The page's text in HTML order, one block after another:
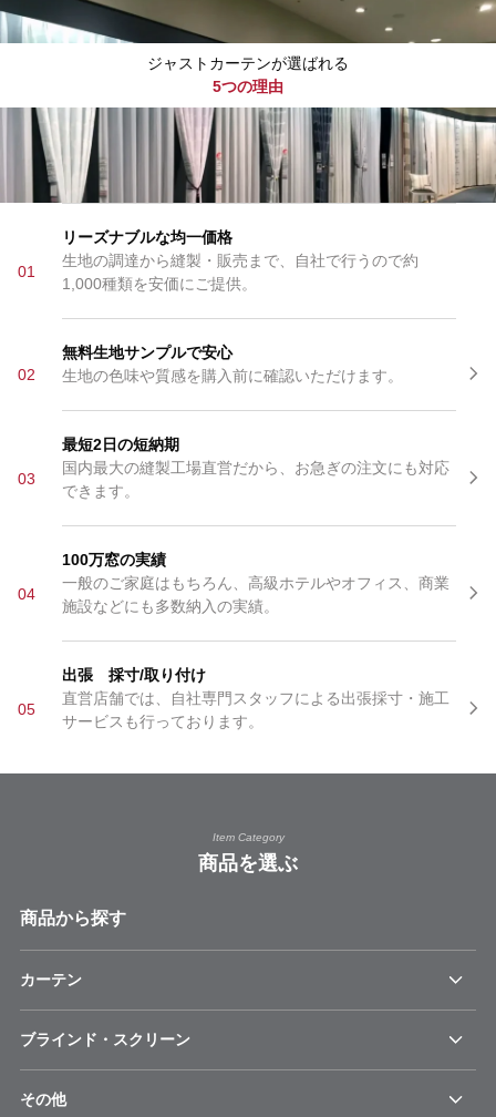
ジャストカーテンが選ばれる
5つの理由
01
リーズナブルな均一価格
生地の調達から縫製・販売まで、自社で行うので約
1,000種類を安価にご提供。
02
無料生地サンプルで安心
生地の色味や質感を購入前に確認いただけます。
03
最短2日の短納期
国内最大の縫製工場直営だから、お急ぎの注文にも対応
できます。
04
100万窓の実績
一般のご家庭はもちろん、高級ホテルやオフィス、商業
施設などにも多数納入の実績。
05
出張 採寸/取り付け
直営店舗では、自社専門スタッフによる出張採寸・施工
サービスも行っております。
Item Category
商品を選ぶ
商品から探す
カーテン
ブラインド・スクリーン
その他